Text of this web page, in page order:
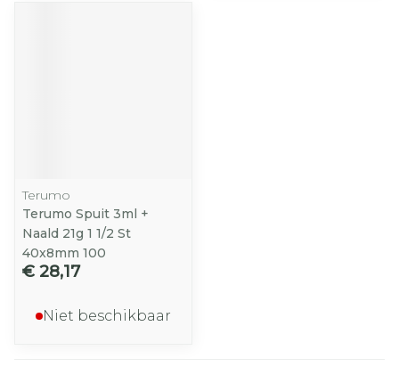
Terumo
Terumo Spuit 3ml +
Naald 21g 1 1/2 St
40x8mm 100
€ 28,17
Niet beschikbaar